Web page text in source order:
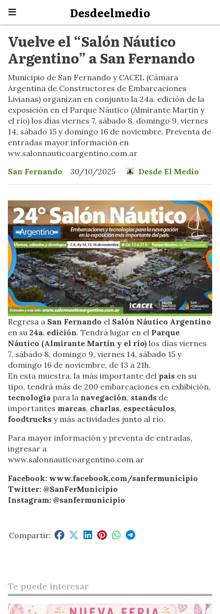
Desdeelmedio
Vuelve el “Salón Náutico
Argentino” a San Fernando
Municipio de San Fernando y CACEL (Cámara
Argentina de Constructores de Embarcaciones
Livianas) organizan en conjunto la 24a. edición de la
exposición en el Parque Náutico (Almirante Martin y
el río) los días viernes 7, sábado 8, domingo 9, viernes
14, sábado 15 y domingo 16 de noviembre. Preventa de
entradas mayor información en
ww.salonnauticoargentino.com.ar
San Fernando
30/10/2025 Desde El Medio
Regresa a San Fernando el Salón Náutico Argentino
en su 24a. edición. Tendrá lugar en el Parque
Náutico (Almirante Martin y el río) los días viernes
7, sábado 8, domingo 9, viernes 14, sábado 15 y
domingo 16 de noviembre, de 13 a 21h.
En esta muestra, la más importante del país en su
tipo, tendrá más de 200 embarcaciones en exhibición,
tecnología para la navegación, stands de
importantes marcas, charlas, espectáculos,
foodtrucks y más actividades junto al río.
Para mayor información y preventa de entradas,
ingresar a
www.salonnauticoargentino.com.ar
Facebook: www.facebook.com/sanfermunicipio
Twitter: @SanFerMunicipio
Instagram: @sanfermunicipio
Te puede interesar